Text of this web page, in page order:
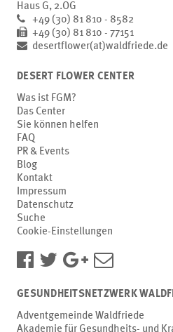
Haus G, 2.OG
+49 (30) 81 810 - 8582
+49 (30) 81 810 - 77151
desertflower(at)waldfriede.de
DESERT FLOWER CENTER
Was ist FGM?
Das Center
Sie können helfen
FAQ
PR & Events
Blog
Kontakt
Impressum
Datenschutz
Suche
Cookie-Einstellungen
GESUNDHEITSNETZWERK
Adventgemeinde Waldfriede
Akademie für Gesundheits- und